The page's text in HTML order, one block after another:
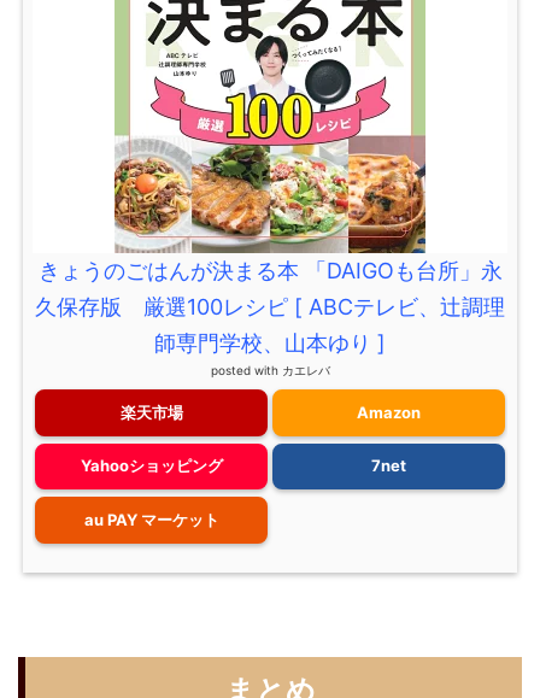
きょうのごはんが決まる本 「DAIGOも台所」永
久保存版 厳選100レシピ [ ABCテレビ、辻調理
師専門学校、山本ゆり ]
posted with カエレバ
楽天市場 Amazon
Yahooショッピング 7net
au PAY マーケット
まとめ